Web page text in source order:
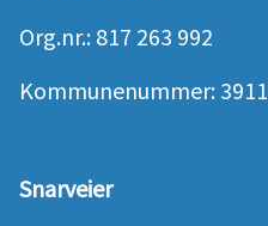
Org.nr.: 817 263 992
Kommunenummer: 3911
Snarveier